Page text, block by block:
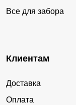
Все для забора
Клиентам
Доставка
Оплата